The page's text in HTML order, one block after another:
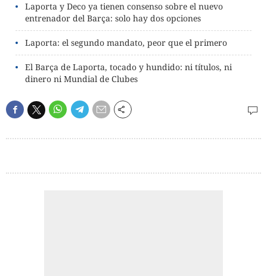
Laporta y Deco ya tienen consenso sobre el nuevo
entrenador del Barça: solo hay dos opciones
Laporta: el segundo mandato, peor que el primero
El Barça de Laporta, tocado y hundido: ni títulos, ni
dinero ni Mundial de Clubes